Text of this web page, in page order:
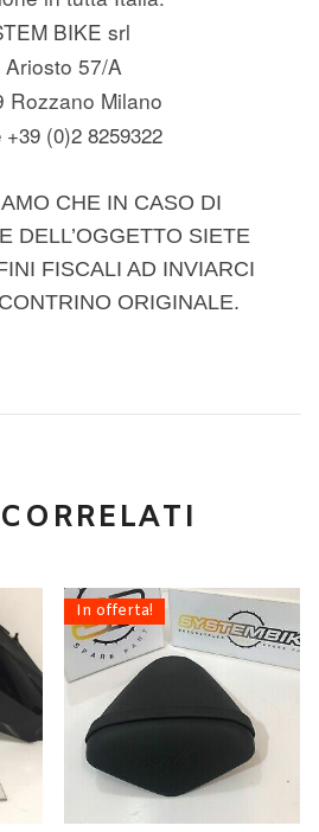
BIKE srl
Ariosto 57/A
Rozzano Milano
+39 (0)2 8259322
CHE IN CASO DI
DELL’OGGETTO SIETE
FISCALI AD INVIARCI
ORIGINALE.
In offerta!